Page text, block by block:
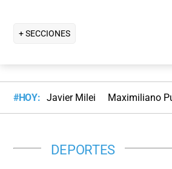
+ SECCIONES
#HOY: Javier Milei Maximiliano
DEPORTES